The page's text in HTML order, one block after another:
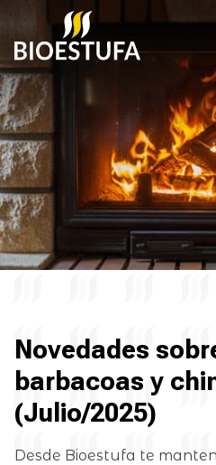
Novedades
barbacoas y
(Julio/2025)
Desde Bioestufa te